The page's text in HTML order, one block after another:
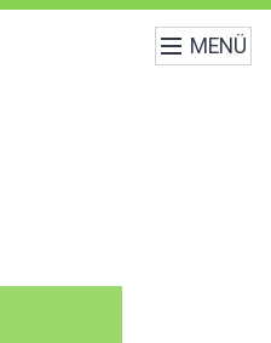
MENÜ